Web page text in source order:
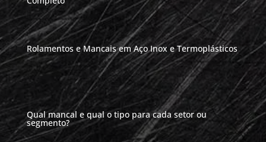
Rolamentos e Mancais em Aço Inox e Termoplásticos
Qual mancal e qual o tipo para cada setor ou
segmento?